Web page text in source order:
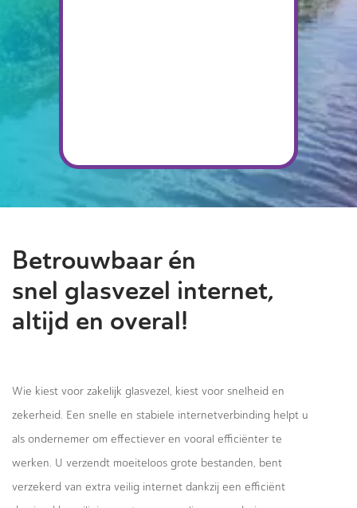
Betrouwbaar én
snel glasvezel internet,
altijd en overal!
Wie kiest voor zakelijk glasvezel, kiest voor snelheid en
zekerheid. Een snelle en stabiele internetverbinding helpt u
als ondernemer om effectiever en vooral efficiënter te
werken. U verzendt moeiteloos grote bestanden, bent
verzekerd van extra veilig internet dankzij een efficiënt